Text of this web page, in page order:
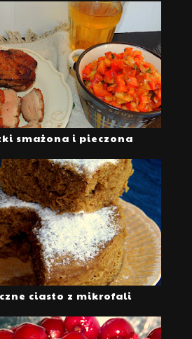
smażona i pieczona
ciasto z mikrofali